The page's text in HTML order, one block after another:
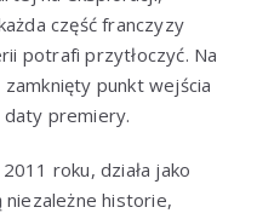
część franczyzy
potrafi przytłoczyć. Na
punkt wejścia
daty premiery.
roku, działa jako
niezależne historie,